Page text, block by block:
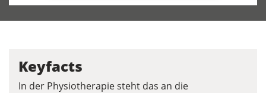
Keyfacts
In der Physiotherapie steht das an die